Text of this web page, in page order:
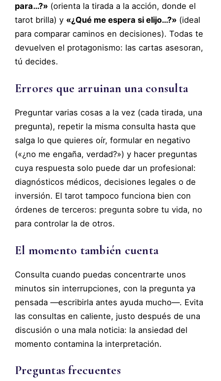
para…?» (orienta la tirada a la acción, donde el
tarot brilla) y «¿Qué me espera si elijo…?» (ideal
para comparar caminos en decisiones). Todas te
devuelven el protagonismo: las cartas asesoran,
tú decides.
Errores que arruinan una consulta
Preguntar varias cosas a la vez (cada tirada, una
pregunta), repetir la misma consulta hasta que
salga lo que quieres oír, formular en negativo
(«¿no me engaña, verdad?») y hacer preguntas
cuya respuesta solo puede dar un profesional:
diagnósticos médicos, decisiones legales o de
inversión. El tarot tampoco funciona bien con
órdenes de terceros: pregunta sobre tu vida, no
para controlar la de otros.
El momento también cuenta
Consulta cuando puedas concentrarte unos
minutos sin interrupciones, con la pregunta ya
pensada —escribirla antes ayuda mucho—. Evita
las consultas en caliente, justo después de una
discusión o una mala noticia: la ansiedad del
momento contamina la interpretación.
Preguntas frecuentes